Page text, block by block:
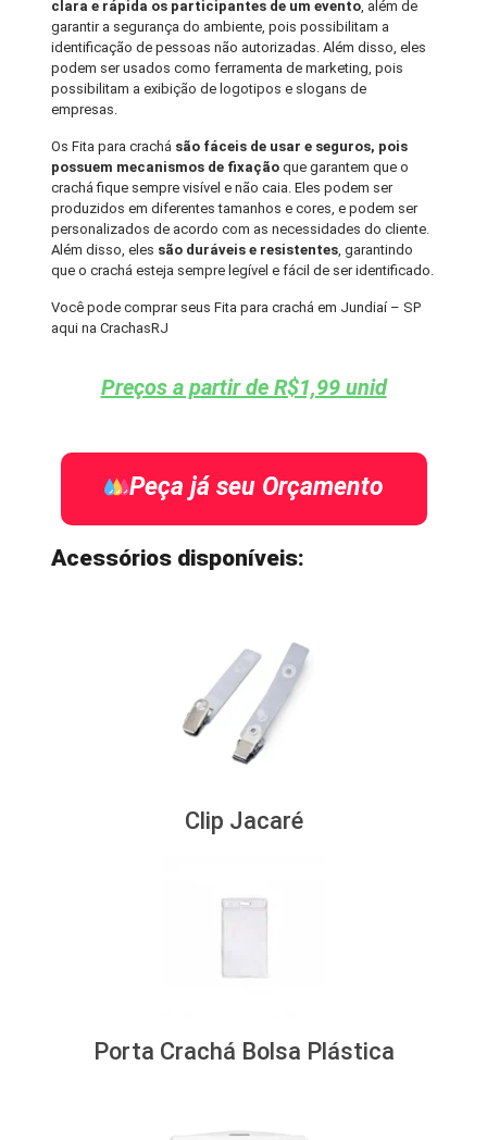
clara e rápida os participantes de um evento, além de
garantir a segurança do ambiente, pois possibilitam a
identificação de pessoas não autorizadas. Além disso, eles
podem ser usados como ferramenta de marketing, pois
possibilitam a exibição de logotipos e slogans de
empresas.
Os Fita para crachá são fáceis de usar e seguros, pois
possuem mecanismos de fixação que garantem que o
crachá fique sempre visível e não caia. Eles podem ser
produzidos em diferentes tamanhos e cores, e podem ser
personalizados de acordo com as necessidades do cliente.
Além disso, eles são duráveis e resistentes, garantindo
que o crachá esteja sempre legível e fácil de ser identificado.
Você pode comprar seus Fita para crachá em Jundiaí – SP
aqui na CrachasRJ
Preços a partir de R$1,99 unid
Peça já seu Orçamento
Acessórios disponíveis:
Clip Jacaré
Porta Crachá Bolsa Plástica